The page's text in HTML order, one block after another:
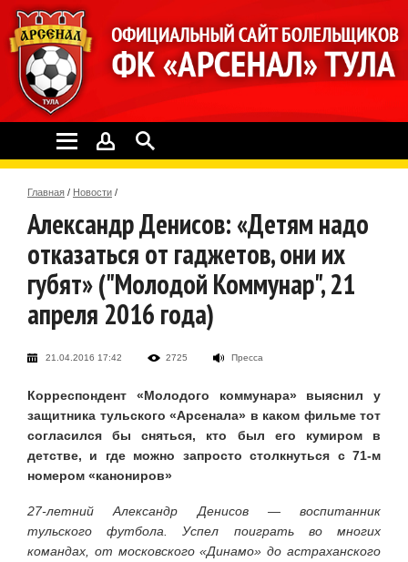
Главная / Новости /
Александр Денисов: «Детям надо
отказаться от гаджетов, они их
губят» ("Молодой Коммунар", 21
апреля 2016 года)
21.04.2016 17:42 2725 Пресса
Корреспондент «Молодого коммунара» выяснил у
защитника тульского «Арсенала» в каком фильме тот
согласился бы сняться, кто был его кумиром в
детстве, и где можно запросто столкнуться с 71-м
номером «канониров»
27-летний Александр Денисов — воспитанник
тульского футбола. Успел поиграть во многих
командах, от московского «Динамо» до астраханского